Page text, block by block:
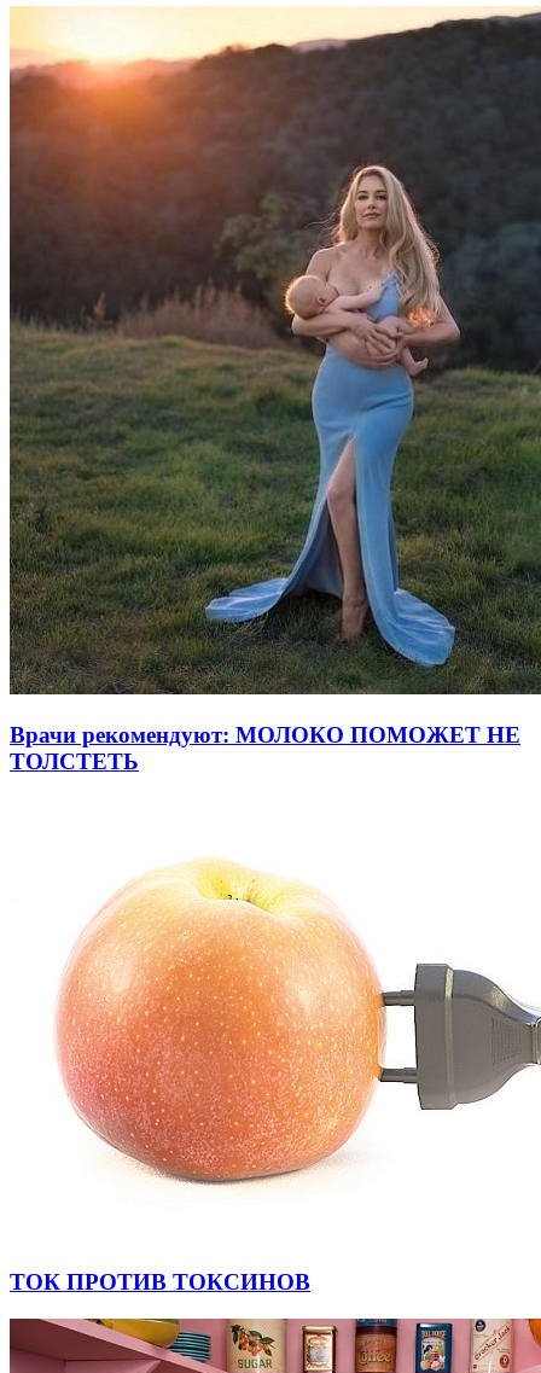
Врачи рекомендуют: МОЛОКО ПОМОЖЕТ НЕ
ТОЛСТЕТЬ
ТОК ПРОТИВ ТОКСИНОВ